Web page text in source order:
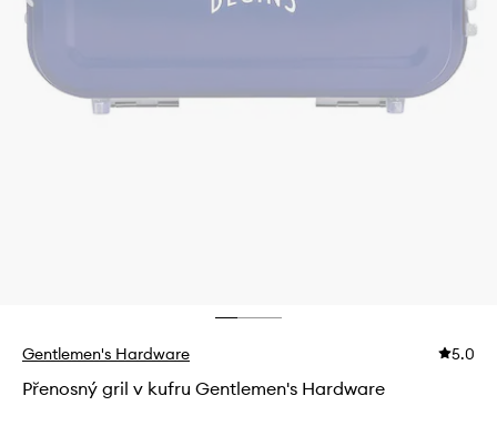
Gentlemen's Hardware 5.0
Přenosný gril v kufru Gentlemen's Hardware